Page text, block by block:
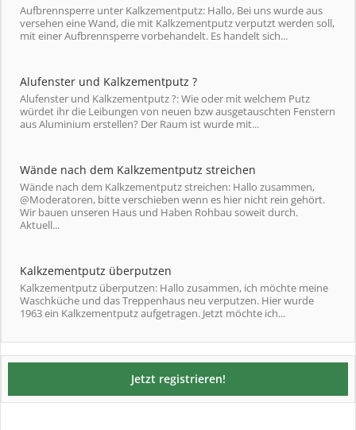
Aufbrennsperre unter Kalkzementputz: Hallo, Bei uns wurde aus
versehen eine Wand, die mit Kalkzementputz verputzt werden soll,
mit einer Aufbrennsperre vorbehandelt. Es handelt sich...
Alufenster und Kalkzementputz ?
Alufenster und Kalkzementputz ?: Wie oder mit welchem Putz
würdet ihr die Leibungen von neuen bzw ausgetauschten Fenstern
aus Aluminium erstellen? Der Raum ist wurde mit...
Wände nach dem Kalkzementputz streichen
Wände nach dem Kalkzementputz streichen: Hallo zusammen,
@Moderatoren, bitte verschieben wenn es hier nicht rein gehört.
Wir bauen unseren Haus und Haben Rohbau soweit durch.
Aktuell...
Kalkzementputz überputzen
Kalkzementputz überputzen: Hallo zusammen, ich möchte meine
Waschküche und das Treppenhaus neu verputzen. Hier wurde
1963 ein Kalkzementputz aufgetragen. Jetzt möchte ich...
Jetzt registrieren!